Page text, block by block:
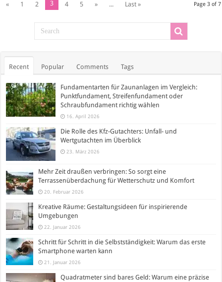
Page 3 of 7
« 1 2 3 4 5 » ... Last »
Recent Popular Comments Tags
Fundamentarten für Zaunanlagen im Vergleich:
Punktfundament, Streifenfundament oder
Schraubfundament richtig wählen
16. April 2026
Die Rolle des Kfz-Gutachters: Unfall- und
Wertgutachten im Überblick
23. März 2026
Mehr Zeit draußen verbringen: So sorgt eine
Terrassenüberdachung für Wetterschutz und Komfort
20. Februar 2026
Kreative Räume: Gestaltungsideen für inspirierende
Umgebungen
22. Januar 2026
Schritt für Schritt in die Selbstständigkeit: Warum das erste
Smartphone warten kann
21. Januar 2026
Quadratmeter sind bares Geld: Warum eine präzise